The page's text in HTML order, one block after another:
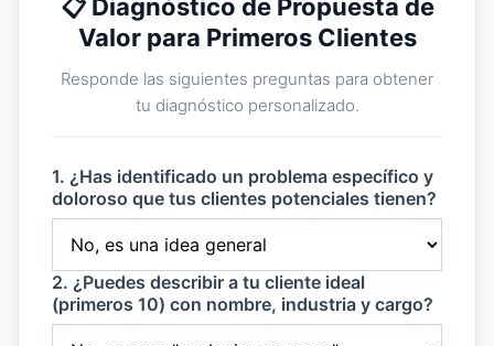
📋 Diagnóstico de Propuesta de
Valor para Primeros Clientes
Responde las siguientes preguntas para obtener
tu diagnóstico personalizado.
1. ¿Has identificado un problema específico y
doloroso que tus clientes potenciales tienen?
2. ¿Puedes describir a tu cliente ideal
(primeros 10) con nombre, industria y cargo?